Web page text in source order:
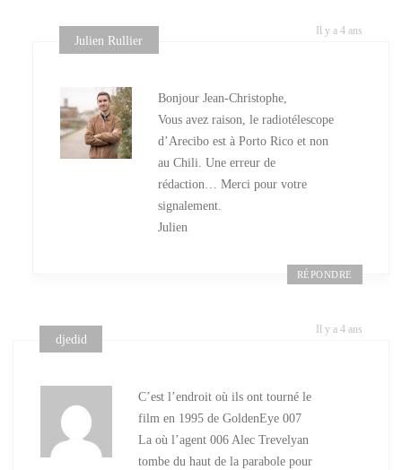
Il y a 4 ans
Julien Rullier
Bonjour Jean-Christophe,
Vous avez raison, le radiotélescope
d’Arecibo est à Porto Rico et non
au Chili. Une erreur de
rédaction… Merci pour votre
signalement.
Julien
RÉPONDRE
Il y a 4 ans
djedid
C’est l’endroit où ils ont tourné le
film en 1995 de GoldenEye 007
La où l’agent 006 Alec Trevelyan
tombe du haut de la parabole pour